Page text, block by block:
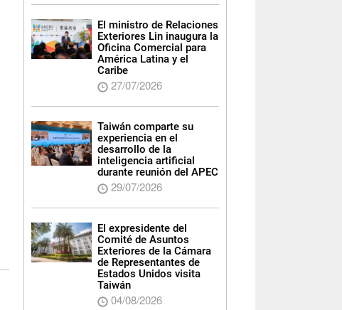
El ministro de Relaciones
Exteriores Lin inaugura la
Oficina Comercial para
América Latina y el
Caribe
27/07/2026
Taiwán comparte su
experiencia en el
desarrollo de la
inteligencia artificial
durante reunión del APEC
29/07/2026
El expresidente del
Comité de Asuntos
Exteriores de la Cámara
de Representantes de
Estados Unidos visita
Taiwán
04/08/2026